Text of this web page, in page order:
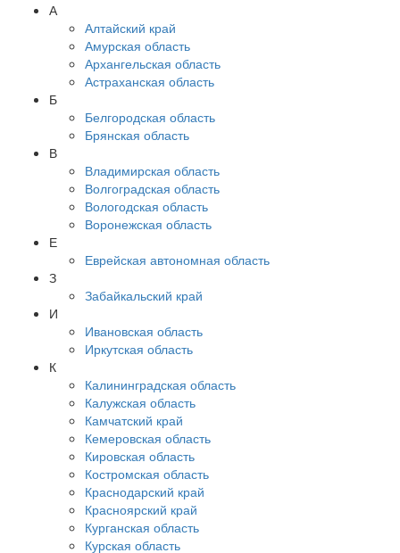
А
Алтайский край
Амурская область
Архангельская область
Астраханская область
Б
Белгородская область
Брянская область
В
Владимирская область
Волгоградская область
Вологодская область
Воронежская область
Е
Еврейская автономная область
З
Забайкальский край
И
Ивановская область
Иркутская область
К
Калининградская область
Калужская область
Камчатский край
Кемеровская область
Кировская область
Костромская область
Краснодарский край
Красноярский край
Курганская область
Курская область